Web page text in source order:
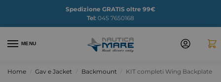
Spedizione GRATIS oltre 99€
Tel: 045 7650168
MENU
Home Gav e Jacket Backmount KIT completi Wing Backplate